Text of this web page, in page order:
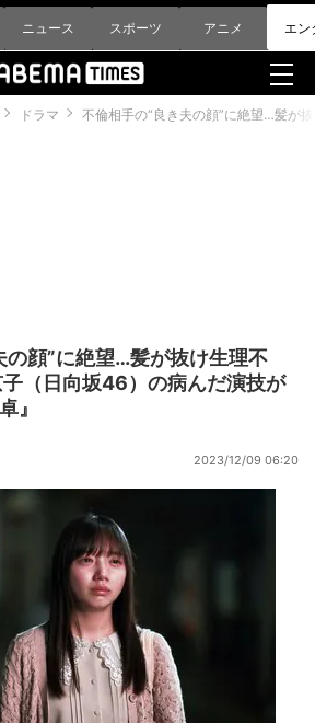
ニュース スポーツ アニメ エン
ドラマ 不倫相手の“良き夫の顔”に絶望…髪が
の顔”に絶望…髪が抜け生理不
（日向坂46）の病んだ演技が
』
2023/12/09 06:20